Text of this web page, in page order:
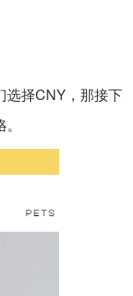
选择CNY，那接下